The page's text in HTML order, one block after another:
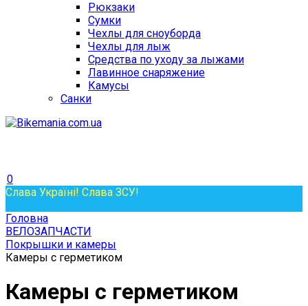
Рюкзаки
Сумки
Чехлы для сноуборда
Чехлы для лыж
Средства по уходу за лыжами
Лавинное снаряжение
Камусы
Санки
0
Слава Україні! Слава ЗСУ!
Головна
ВЕЛОЗАПЧАСТИ
Покрышки и камеры
Камеры с герметиком
Камеры с герметиком